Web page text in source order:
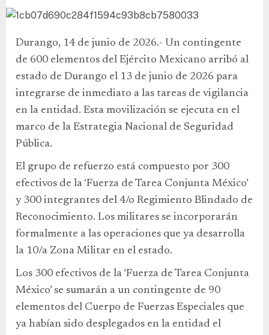
Durango, 14 de junio de 2026.- Un contingente
de 600 elementos del Ejército Mexicano arribó al
estado de Durango el 13 de junio de 2026 para
integrarse de inmediato a las tareas de vigilancia
en la entidad. Esta movilización se ejecuta en el
marco de la Estrategia Nacional de Seguridad
Pública.
El grupo de refuerzo está compuesto por 300
efectivos de la ‘Fuerza de Tarea Conjunta México’
y 300 integrantes del 4/o Regimiento Blindado de
Reconocimiento. Los militares se incorporarán
formalmente a las operaciones que ya desarrolla
la 10/a Zona Militar en el estado.
Los 300 efectivos de la ‘Fuerza de Tarea Conjunta
México’ se sumarán a un contingente de 90
elementos del Cuerpo de Fuerzas Especiales que
ya habían sido desplegados en la entidad el